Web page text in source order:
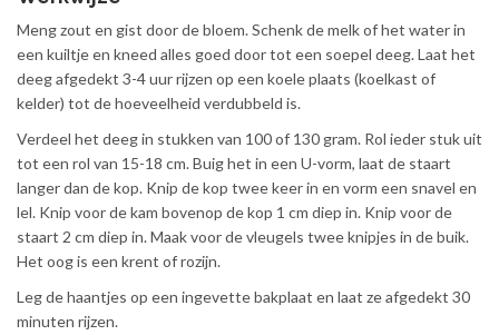
Meng zout en gist door de bloem. Schenk de melk of het water in
een kuiltje en kneed alles goed door tot een soepel deeg. Laat het
deeg afgedekt 3-4 uur rijzen op een koele plaats (koelkast of
kelder) tot de hoeveelheid verdubbeld is.
Verdeel het deeg in stukken van 100 of 130 gram. Rol ieder stuk uit
tot een rol van 15-18 cm. Buig het in een U-vorm, laat de staart
langer dan de kop. Knip de kop twee keer in en vorm een snavel en
lel. Knip voor de kam bovenop de kop 1 cm diep in. Knip voor de
staart 2 cm diep in. Maak voor de vleugels twee knipjes in de buik.
Het oog is een krent of rozijn.
Leg de haantjes op een ingevette bakplaat en laat ze afgedekt 30
minuten rijzen.